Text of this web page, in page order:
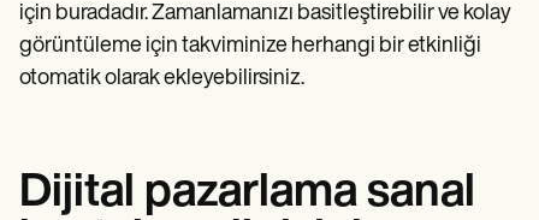
için buradadır. Zamanlamanızı basitleştirebilir ve kolay
görüntüleme için takviminize herhangi bir etkinliği
otomatik olarak ekleyebilirsiniz.
Dijital pazarlama sanal